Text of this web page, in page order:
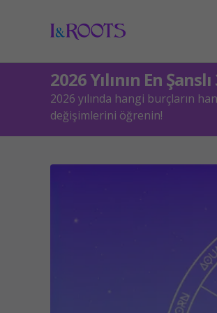
2026 Yılının En
2026 yılında hangi burçların
değişimlerini öğrenin!